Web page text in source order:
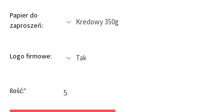
Papier do
zaproszeń:
Logo firmowe:
Ilość:*